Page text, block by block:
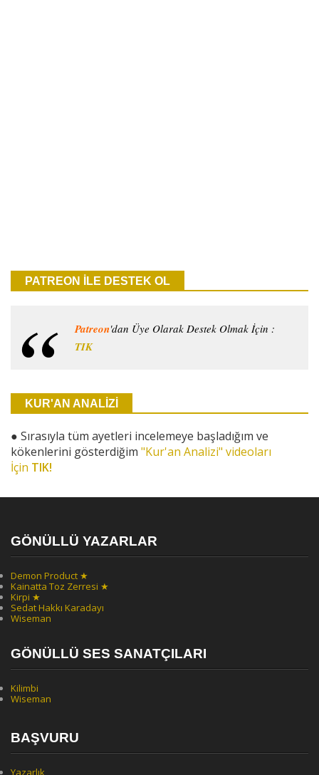
PATREON İLE DESTEK OL
Patreon'dan Üye Olarak Destek Olmak İçin :
TIK
KUR'AN ANALİZİ
● Sırasıyla tüm ayetleri incelemeye başladığım ve
kökenlerini gösterdiğim "Kur'an Analizi" videoları
İçin TIK!
GÖNÜLLÜ YAZARLAR
Demon Product ★
Kainatta Toz Zerresi ★
Kirpi ★
Sedat Hakkı Karadayı
Wiseman
GÖNÜLLÜ SES SANATÇILARI
Kilimbi
Wiseman
BAŞVURU
Yazarlık